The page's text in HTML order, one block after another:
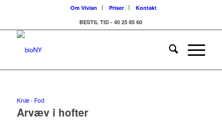
Om Vivian Priser
Kontakt
BESTIL TID - 40 25 85 60
Knæ - Fod
Arvæv i hofter